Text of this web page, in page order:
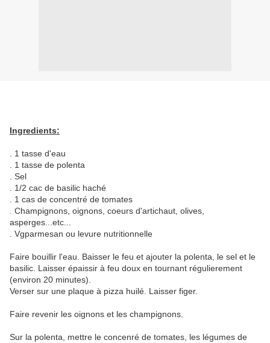
Ingredients:
. 1 tasse d'eau
. 1 tasse de polenta
. Sel
. 1/2 cac de basilic haché
. 1 cas de concentré de tomates
. Champignons, oignons, coeurs d'artichaut, olives,
asperges...etc...
. Vgparmesan ou levure nutritionnelle
Faire bouillir l'eau. Baisser le feu et ajouter la polenta, le sel et le
basilic. Laisser épaissir à feu doux en tournant régulierement
(environ 20 minutes).
Verser sur une plaque à pizza huilé. Laisser figer.
Faire revenir les oignons et les champignons.
Sur la polenta, mettre le concenré de tomates, les légumes de